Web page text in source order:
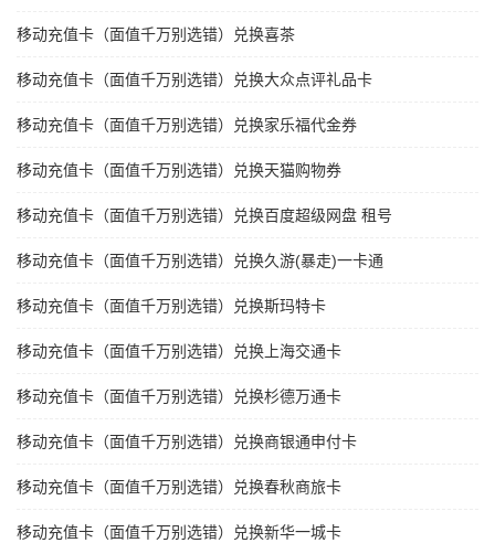
移动充值卡（面值千万别选错）兑换喜茶
移动充值卡（面值千万别选错）兑换大众点评礼品卡
移动充值卡（面值千万别选错）兑换家乐福代金券
移动充值卡（面值千万别选错）兑换天猫购物券
移动充值卡（面值千万别选错）兑换百度超级网盘 租号
移动充值卡（面值千万别选错）兑换久游(暴走)一卡通
移动充值卡（面值千万别选错）兑换斯玛特卡
移动充值卡（面值千万别选错）兑换上海交通卡
移动充值卡（面值千万别选错）兑换杉德万通卡
移动充值卡（面值千万别选错）兑换商银通申付卡
移动充值卡（面值千万别选错）兑换春秋商旅卡
移动充值卡（面值千万别选错）兑换新华一城卡